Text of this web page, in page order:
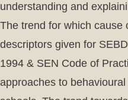
understanding and
The trend for which cause
descriptors given for
1994 & SEN Code of
approaches to